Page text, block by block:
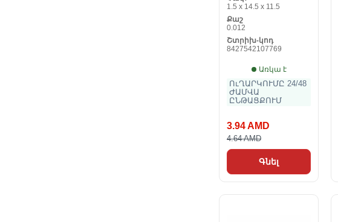
1.5 x 14.5 x 11.5
Քաշ
0.012
Շտրիխ-կոդ
8427542107769
Առկա է
ՈւՂԱՐԿՈՒՄԸ 24/48
ԺԱՄՎԱ
ԸՆԹԱՑՔՈՒՄ
3.94 AMD
4.64 AMD
Գնել